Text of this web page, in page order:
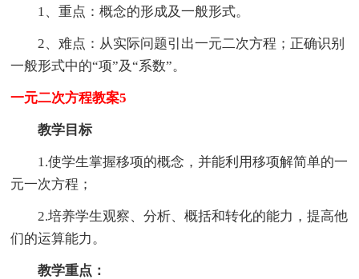
1、重点：概念的形成及一般形式。
2、难点：从实际问题引出一元二次方程；正确识别
一般形式中的“项”及“系数”。
一元二次方程教案5
教学目标
1.使学生掌握移项的概念，并能利用移项解简单的一
元一次方程；
2.培养学生观察、分析、概括和转化的能力，提高他
们的运算能力。
教学重点：